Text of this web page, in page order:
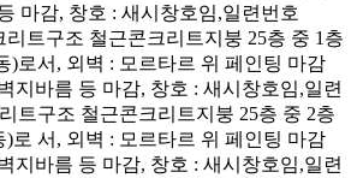
마감, 창호 : 새시창호임,일련번호
리트구조 철근콘크리트지붕 25층 중 1층
)로서, 외벽 : 모르타르 위 페인팅 마감
지바름 등 마감, 창호 : 새시창호임,일련
트구조 철근콘크리트지붕 25층 중 2층
)로 서, 외벽 : 모르타르 위 페인팅 마감
지바름 등 마감, 창호 : 새시창호임,일련